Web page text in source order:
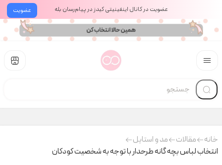
عضویت عضویت در کانال اینفینیتی کیدز در پیام‌رسان بله
خانه مقالات
مد و استایل
انتخاب لباس بچه گانه طرحدار با توجه به شخصیت کودکان